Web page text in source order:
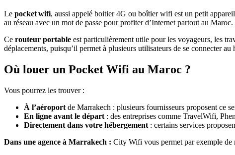
Le pocket wifi, aussi appelé boitier 4G ou boîtier wifi est un petit
au réseau avec un mot de passe pour profiter d’Internet partout au Maroc.
Ce routeur portable est particulièrement utile pour les voyageurs, les
déplacements, puisqu’il permet à plusieurs utilisateurs de se connecter au
Où louer un Pocket Wifi au Maroc ?
Vous pourrez les trouver :
À l’aéroport de Marrakech : plusieurs fournisseurs proposent ce
En ligne avant le départ : des entreprises comme TravelWifi,
Directement dans votre hébergement : certains services
Dans une agence à Marrakech : City Wifi vous permet par exemple de